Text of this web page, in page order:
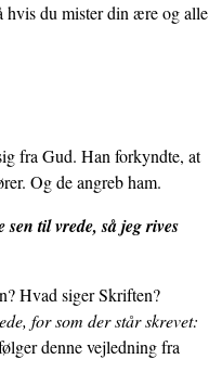
hvis du mister din ære og alle
fra Gud. Han forkyndte, at
Og de angreb ham.
til vrede, så jeg rives
Hvad siger Skriften?
for som der står skrevet:
denne vejledning fra